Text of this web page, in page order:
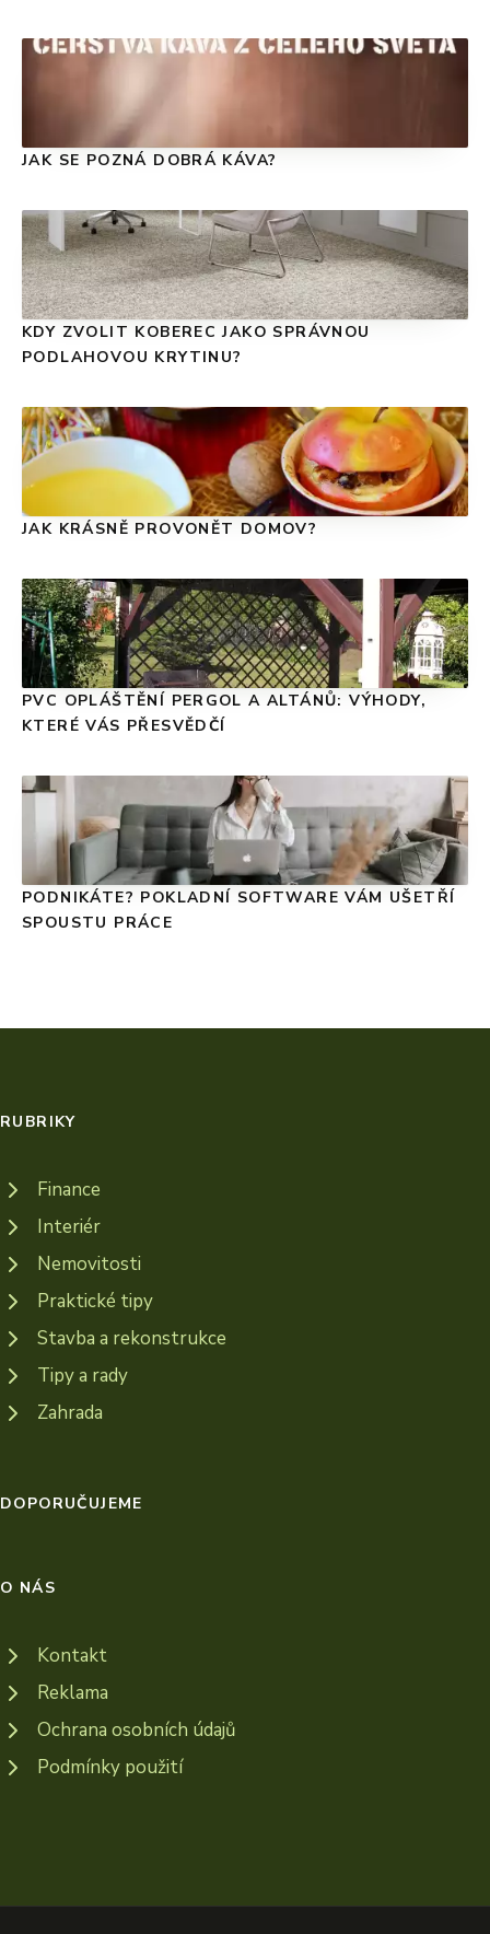
JAK SE POZNÁ DOBRÁ KÁVA?
KDY ZVOLIT KOBEREC JAKO SPRÁVNOU
PODLAHOVOU KRYTINU?
JAK KRÁSNĚ PROVONĚT DOMOV?
PVC OPLÁŠTĚNÍ PERGOL A ALTÁNŮ: VÝHODY,
KTERÉ VÁS PŘESVĚDČÍ
PODNIKÁTE? POKLADNÍ SOFTWARE VÁM UŠETŘÍ
SPOUSTU PRÁCE
RUBRIKY
Finance
Interiér
Nemovitosti
Praktické tipy
Stavba a rekonstrukce
Tipy a rady
Zahrada
DOPORUČUJEME
O NÁS
Kontakt
Reklama
Ochrana osobních údajů
Podmínky použití